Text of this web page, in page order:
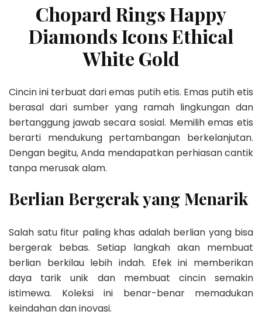
Chopard Rings Happy
Diamonds Icons Ethical
White Gold
Cincin ini terbuat dari emas putih etis. Emas putih etis
berasal dari sumber yang ramah lingkungan dan
bertanggung jawab secara sosial. Memilih emas etis
berarti mendukung pertambangan berkelanjutan.
Dengan begitu, Anda mendapatkan perhiasan cantik
tanpa merusak alam.
Berlian Bergerak yang Menarik
Salah satu fitur paling khas adalah berlian yang bisa
bergerak bebas. Setiap langkah akan membuat
berlian berkilau lebih indah. Efek ini memberikan
daya tarik unik dan membuat cincin semakin
istimewa. Koleksi ini benar-benar memadukan
keindahan dan inovasi.